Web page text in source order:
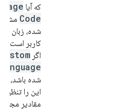
که آیا
Code
شده، زبان
کاربر است
اگر custom
Language
شده باشد،
این را تنظیم
مقادیر مجاز